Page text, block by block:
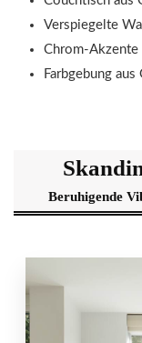
Verspiegelte
Chrom-Akzente
Farbgebung
Beruhigende